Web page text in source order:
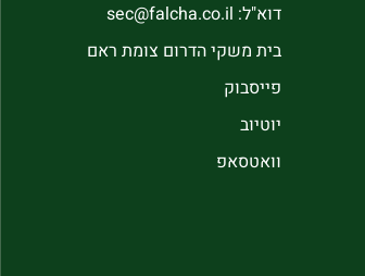
דוא"ל: sec@falcha.co.il
בית משקי הדרום צומת ראם
פייסבוק
יוטיוב
וואטסאפ